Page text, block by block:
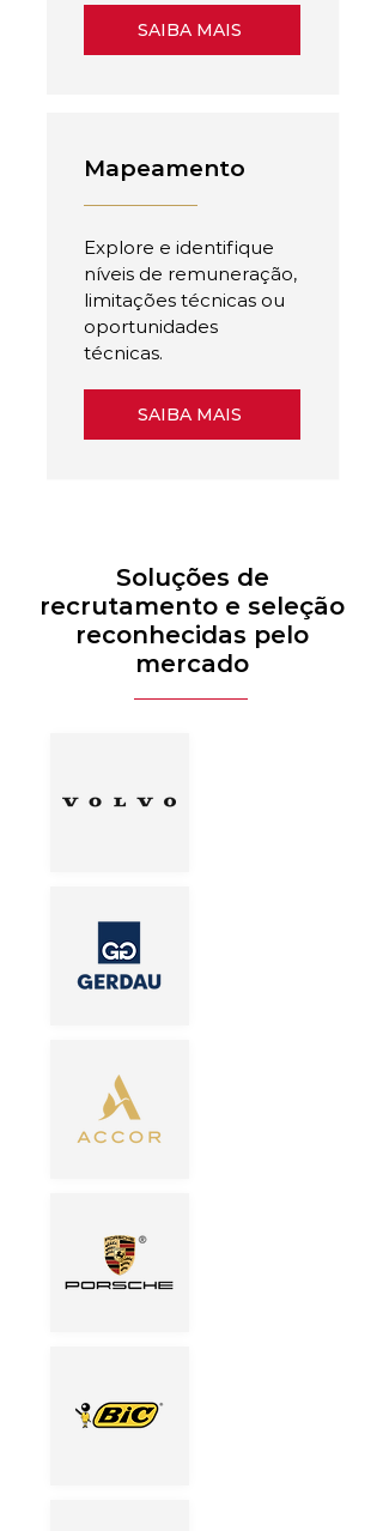
SAIBA MAIS
Mapeamento
Explore e identifique
níveis de remuneração,
limitações técnicas ou
oportunidades
técnicas.
SAIBA MAIS
Soluções de
recrutamento e seleção
reconhecidas pelo
mercado